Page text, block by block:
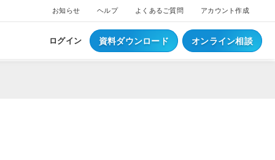
お知らせ ヘルプ よくあるご質問 アカウント作成
て
ログイン 資料ダウンロード オンライン相談